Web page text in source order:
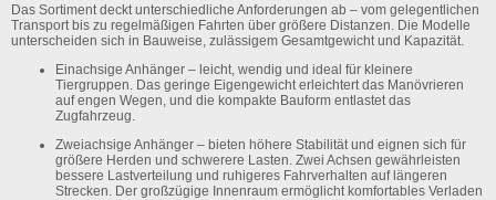
Das Sortiment deckt unterschiedliche Anforderungen ab – vom gelegentlichen
Transport bis zu regelmäßigen Fahrten über größere Distanzen. Die Modelle
unterscheiden sich in Bauweise, zulässigem Gesamtgewicht und Kapazität.
Einachsige Anhänger – leicht, wendig und ideal für kleinere
Tiergruppen. Das geringe Eigengewicht erleichtert das Manövrieren
auf engen Wegen, und die kompakte Bauform entlastet das
Zugfahrzeug.
Zweiachsige Anhänger – bieten höhere Stabilität und eignen sich für
größere Herden und schwerere Lasten. Zwei Achsen gewährleisten
bessere Lastverteilung und ruhigeres Fahrverhalten auf längeren
Strecken. Der großzügige Innenraum ermöglicht komfortables Verladen